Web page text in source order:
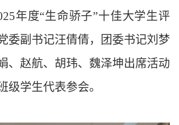
年度“生命骄子”十佳大学生评
委副书记汪倩倩，团委书记刘梦
、赵航、胡玮、魏泽坤出席活动
级学生代表参会。